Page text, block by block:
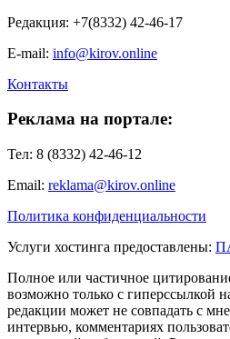
Редакция: +7(8332) 42-46-17
E-mail: info@kirov.online
Контакты
Реклама на портале:
Тел: 8 (8332) 42-46-12
Email: reklama@kirov.online
Политика конфиденциальности
Услуги хостинга предоставлены:
Полное или частичное
возможно только с гиперссылкой
редакции может не совпадать с
интервью, комментариях